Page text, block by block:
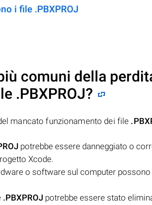
i file .PBXPROJ
comuni della
.PBXPROJ?
mancato funzionamento dei file
potrebbe essere danneggiato o
Xcode.
o software sul computer
.PBXPROJ potrebbe essere stato